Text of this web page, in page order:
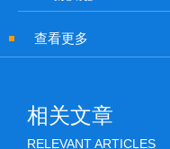
查看更多
相关文章
RELEVANT ARTICLES